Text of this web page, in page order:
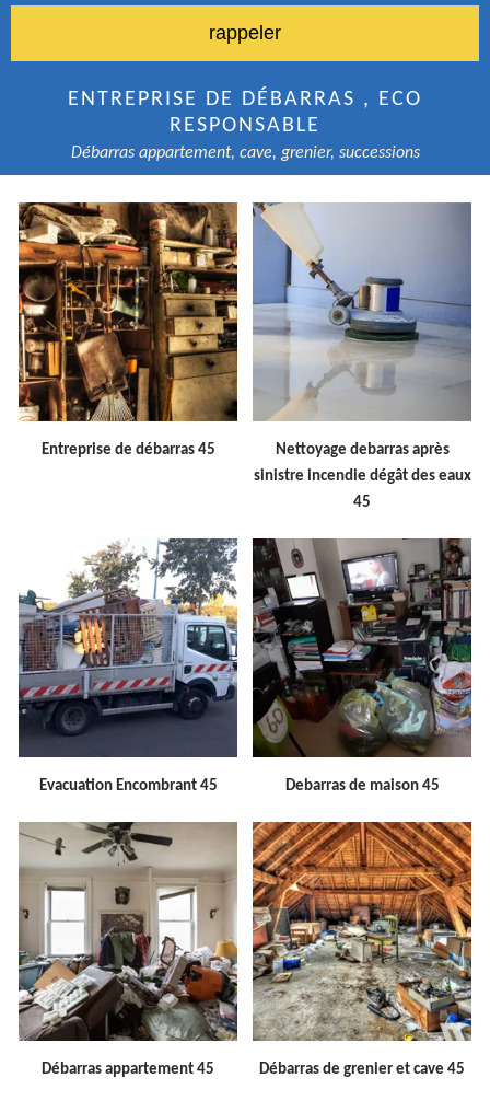
ENTREPRISE DE DÉBARRAS , ECO
RESPONSABLE
Débarras appartement, cave, grenier, successions
Entreprise de débarras 45
Nettoyage debarras après
sinistre incendie dégât des eaux
45
Evacuation Encombrant 45 Debarras de maison 45
Débarras appartement 45 Débarras de grenier et cave 45